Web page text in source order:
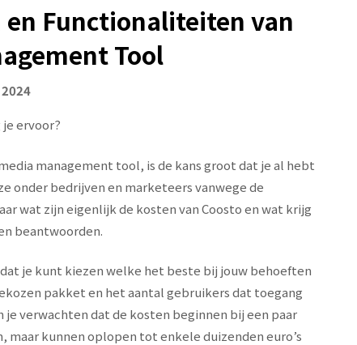
en Functionaliteiten van
Tool
ervoor?
management tool, is de kans groot dat je al hebt
onder bedrijven en marketeers vanwege de
wat zijn eigenlijk de kosten van Coosto en wat krijg
beantwoorden.
je kunt kiezen welke het beste bij jouw behoeften
pakket en het aantal gebruikers dat toegang
verwachten dat de kosten beginnen bij een paar
maar kunnen oplopen tot enkele duizenden euro’s